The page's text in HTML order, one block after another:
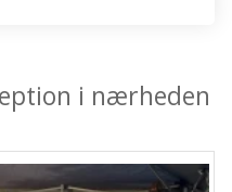
i nærheden